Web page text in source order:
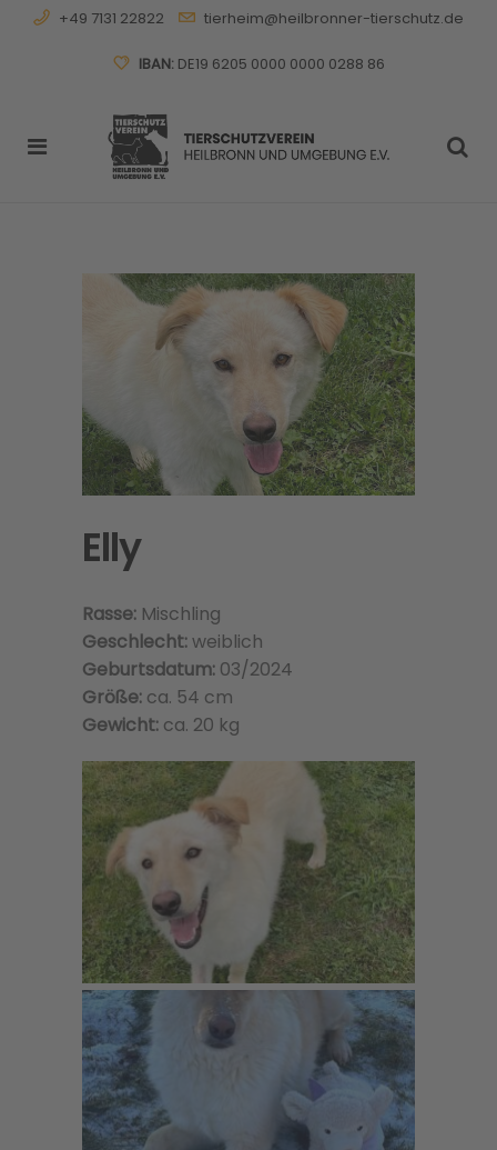
+49 7131 22822 tierheim@heilbronner-tierschutz.de
IBAN:DE19 6205 0000 0000 0288 86
Elly
Rasse: Mischling
Geschlecht:weiblich
Geburtsdatum: 03/2024
Größe: ca. 54 cm
Gewicht: ca. 20 kg